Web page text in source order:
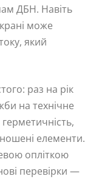
ДБН. Навіть
може
який
раз на рік
на технічне
елементи.
опліткою
перевірки —